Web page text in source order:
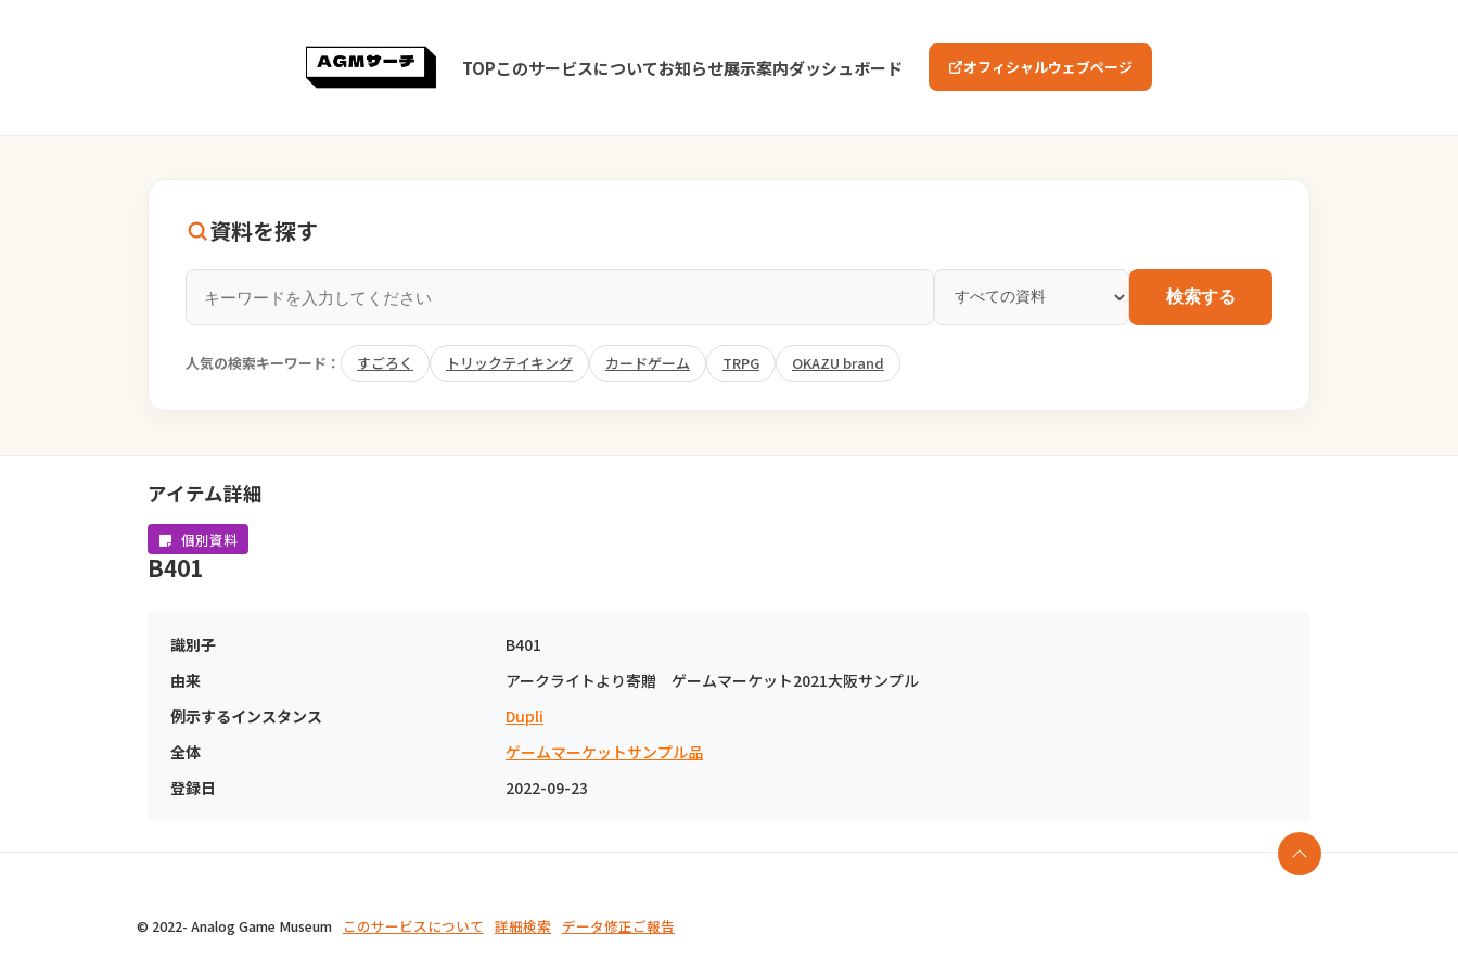
TOPこのサービスについてお知らせ展示案内ダッシュボード オフィシャルウェブページ
資料を探す
検索する
人気の検索キーワード： すごろく トリックテイキング カードゲーム TRPG OKAZU brand
アイテム詳細
個別資料
B401
識別子
B401
由来
アークライトより寄贈 ゲームマーケット2021大阪サンプル
例示するインスタンス
Dupli
全体
ゲームマーケットサンプル品
登録日
2022-09-23
© 2022- Analog Game Museum このサービスについて 詳細検索 データ修正ご報告